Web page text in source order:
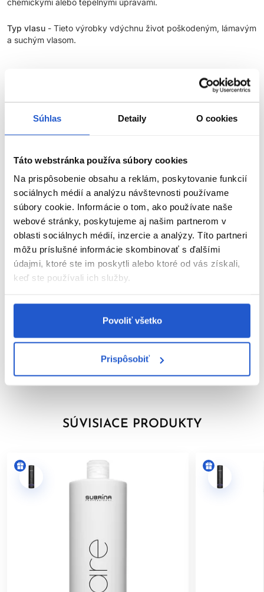
Súhlas Detaily O cookies
Táto webstránka používa súbory cookies
Na prispôsobenie obsahu a reklám, poskytovanie funkcií
sociálnych médií a analýzu návštevnosti používame
súbory cookie. Informácie o tom, ako používate naše
webové stránky, poskytujeme aj našim partnerom v
oblasti sociálnych médií, inzercie a analýzy. Títo partneri
môžu príslušné informácie skombinovať s ďalšími
údajmi, ktoré ste im poskytli alebo ktoré od vás získali,
keď ste používali ich služby.
Povoliť všetko
Prispôsobiť
chemickými alebo tepelnými úpravami.
Typ vlasu - Tieto výrobky vdýchnu život poškodeným, lámavým
a suchým vlasom.
Baobabový olej
- Semienka afrického „stromu života“ sú bohaté
Výťažok zo semiačok baobabu - Výživná zložka, ktorá pomáha
pri zotavení z poškodenia, zvyšuje pevnosť a spomaľuje
starnutie.
- Zvlhčujúca a obnovujúca zložka, ktorá sa nachádza
prirodzene v našom tele, pomáha obnoviť prirodzenú rovnováhu
a hydratáciu.
Značka
Hodnotenia
SÚVISIACE PRODUKTY